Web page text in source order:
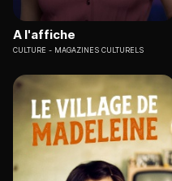
A l'affiche
CULTURE MAGAZINES CULTURELS